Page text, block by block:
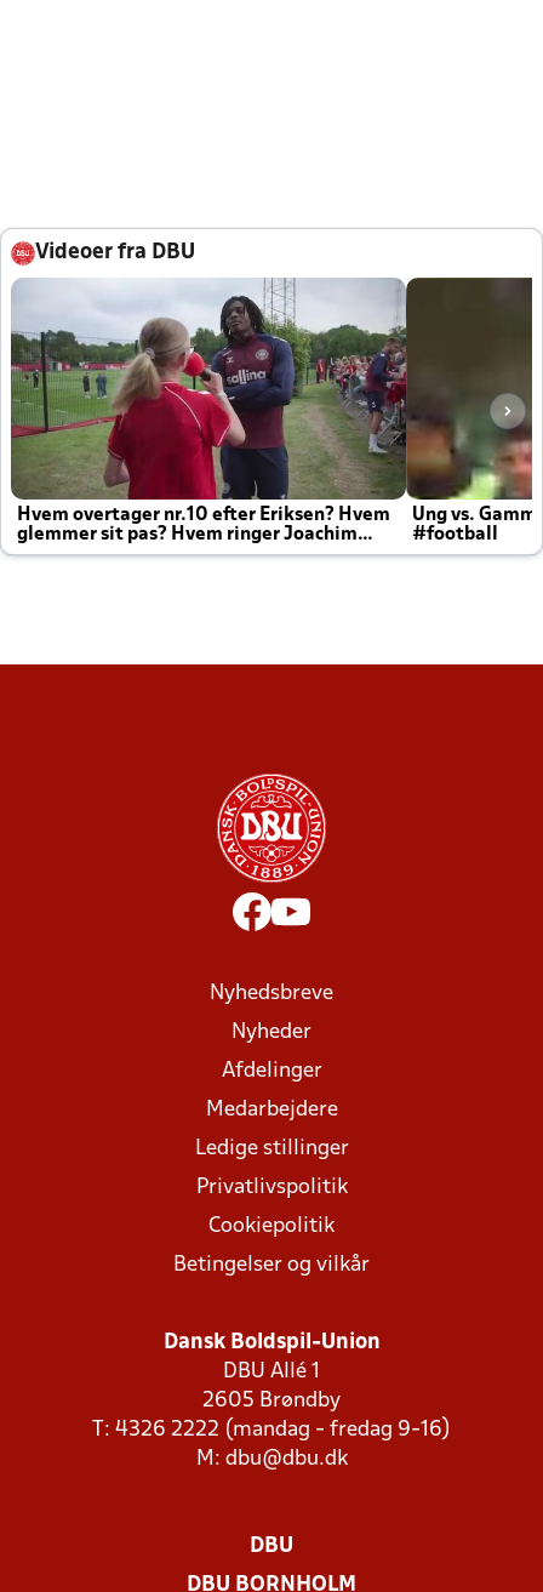
Videoer fra DBU
Hvem overtager nr.10 efter Eriksen? Hvem
glemmer sit pas? Hvem ringer Joachim
altid til efter kampe?
Ung vs.
#football
Nyhedsbreve
Nyheder
Afdelinger
Medarbejdere
Ledige stillinger
Privatlivspolitik
Cookiepolitik
Betingelser og vilkår
Dansk Boldspil-Union
DBU Allé 1
2605 Brøndby
T: 4326 2222 (mandag - fredag 9-16)
M: dbu@dbu.dk
DBU
DBU BORNHOLM